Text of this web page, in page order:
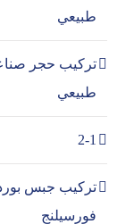
طبيعي
طبيعي
2-1
فورسيلنج